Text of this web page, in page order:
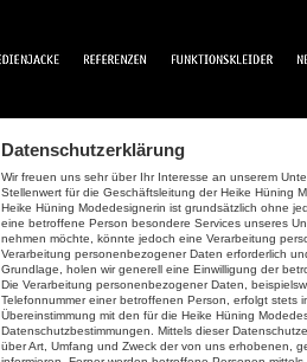
Datenschutzerklärung
Wir freuen uns sehr über Ihr Interesse an unserem
Stellenwert für die Geschäftsleitung der Heike Hüning
Heike Hüning Modedesignerin ist grundsätzlich ohne
eine betroffene Person besondere Services unseres
nehmen möchte, könnte jedoch eine Verarbeitung
Verarbeitung personenbezogener Daten erforderlich
Grundlage, holen wir generell eine Einwilligung der
Die Verarbeitung personenbezogener Daten,
Telefonnummer einer betroffenen Person, erfolgt stets
Übereinstimmung mit den für die Heike Hüning
Datenschutzbestimmungen. Mittels dieser
über Art, Umfang und Zweck der von uns erhobenen,